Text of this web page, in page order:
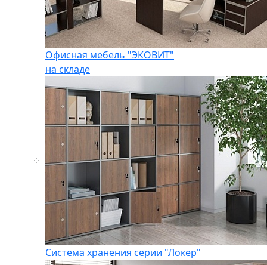
Офисная мебель "ЭКОВИТ"
на складе
Система хранения серии "Локер"